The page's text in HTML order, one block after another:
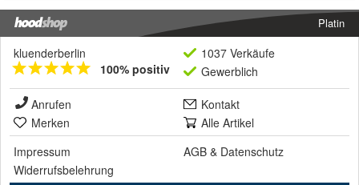
Platin
kluenderberlin
100% positiv
1037 Verkäufe
Gewerblich
Anrufen
Kontakt
Merken
Alle Artikel
Impressum
AGB & Datenschutz
Widerrufsbelehrung